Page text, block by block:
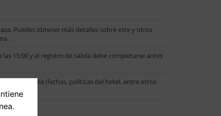
Puedes obtener más detalles sobre este y otros
15:00 y el registro de salida debe completarse antes
de la estadía (fechas, políticas del hotel, entre otros